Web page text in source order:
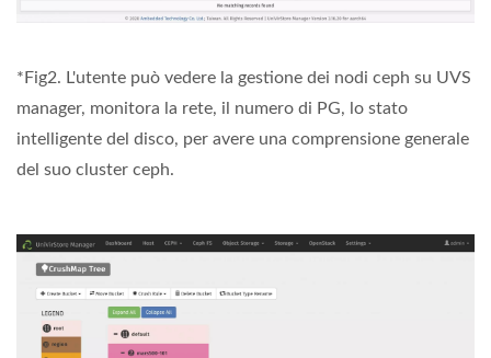
*Fig2. L'utente può vedere la gestione dei nodi ceph su UVS
manager, monitora la rete, il numero di PG, lo stato
intelligente del disco, per avere una comprensione generale
del suo cluster ceph.